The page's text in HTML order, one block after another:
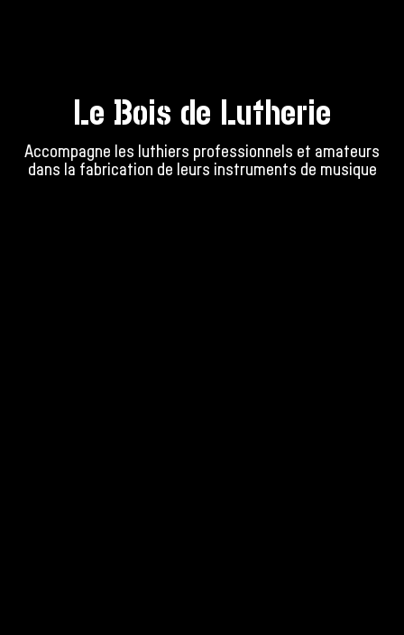
Le Bois de Lutherie
Accompagne les luthiers professionnels et amateurs
dans la fabrication de leurs instruments de musique